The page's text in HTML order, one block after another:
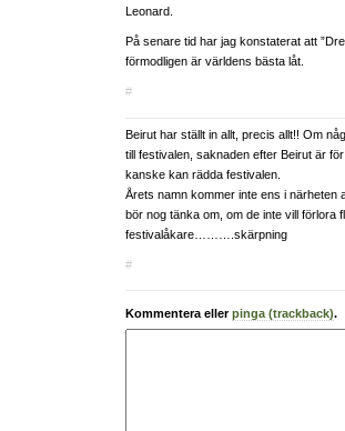
Leonard.
På senare tid har jag konstaterat att
förmodligen är världens bästa låt.
#
Beirut har ställt in allt, precis allt!! Om
till festivalen, saknaden efter Beirut är
kanske kan rädda festivalen.
Årets namn kommer inte ens i
bör nog tänka om, om de inte vill förlora
festivalåkare……….skärpning
#
Kommentera ellerpinga (trackback).